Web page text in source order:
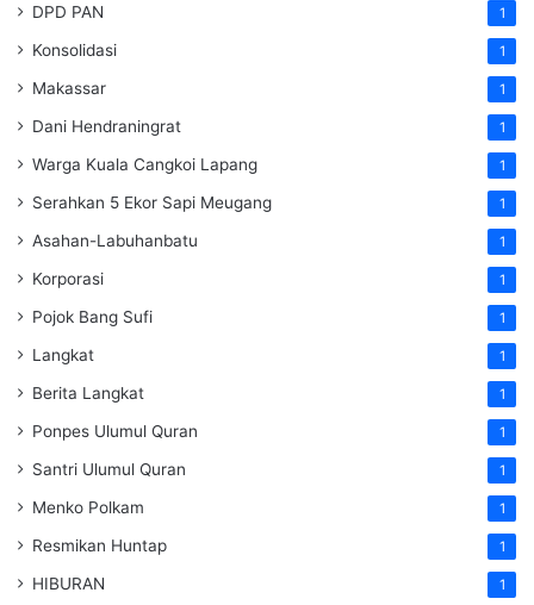
DPD PAN 1
Konsolidasi 1
Makassar 1
Dani Hendraningrat 1
Warga Kuala Cangkoi Lapang 1
Serahkan 5 Ekor Sapi Meugang 1
Asahan-Labuhanbatu 1
Korporasi 1
Pojok Bang Sufi 1
Langkat 1
Berita Langkat 1
Ponpes Ulumul Quran 1
Santri Ulumul Quran 1
Menko Polkam 1
Resmikan Huntap 1
HIBURAN 1